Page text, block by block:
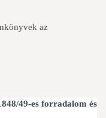
az
49-es forradalom és